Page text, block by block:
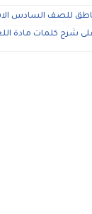
للصف السادس
شرح كلمات مادة